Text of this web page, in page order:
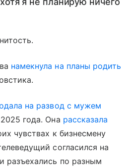
намекнула на планы родить
на развод с мужем
года. Она рассказала
чувствах к бизнесмену
согласился на
разъехались по разным